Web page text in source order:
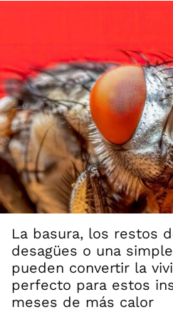
La basura, los restos
desagües o una
pueden convertir la
perfecto para estos
meses de más calor